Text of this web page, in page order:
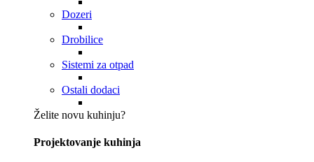
Dozeri
Drobilice
Sistemi za otpad
Ostali dodaci
Želite novu kuhinju?
Projektovanje kuhinja